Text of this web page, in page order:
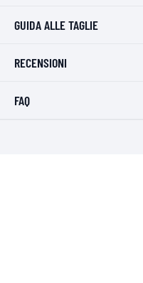
GUIDA ALLE TAGLIE
RECENSIONI
FAQ